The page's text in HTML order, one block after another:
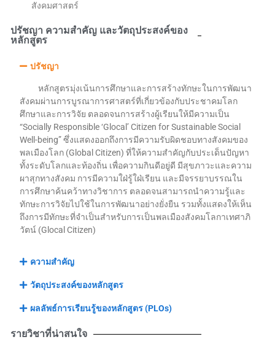
สังคมศาสตร์
ปรัชญา ความสำคัญ และวัตถุประสงค์ของ
หลักสูตร
ปรัชญา
หลักสูตรมุ่งเน้นการศึกษาและการสร้างทักษะในการพัฒนา
สังคมผ่านการบูรณาการศาสตร์ที่เกี่ยวข้องกับประชาคมโลก
ศึกษาและการวิจัย ตลอดจนการสร้างผู้เรียนให้มีความเป็น
“Socially Responsible ‘Glocal’ Citizen for Sustainable Social
Well-being” ซึ่งแสดงออกถึงการมีความรับผิดชอบทางสังคมของ
พลเมืองโลก (Global Citizen) ที่ให้ความสำคัญกับประเด็นปัญหา
ทั้งระดับโลกและท้องถิ่น เพื่อความกินดีอยู่ดี มีสุขภาวะและความ
ผาสุกทางสังคม การมีความใฝ่รู้ใฝ่เรียน และมีจรรยาบรรณใน
การศึกษาค้นคว้าทางวิชาการ ตลอดจนสามารถนำความรู้และ
ทักษะการวิจัยไปใช้ในการพัฒนาอย่างยั่งยืน รวมทั้งแสดงให้เห็น
ถึงการมีทักษะที่จำเป็นสำหรับการเป็นพลเมืองสังคมโลกาเทศาภิ
วัตน์ (Glocal Citizen)
ความสำคัญ
วัตถุประสงค์ของหลักสูตร
ผลลัพธ์การเรียนรู้ของหลักสูตร (PLOs)
รายวิชาที่น่าสนใจ